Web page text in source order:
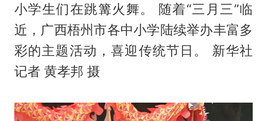
小学生们在跳篝火舞。 随着“三月三”临
近，广西梧州市各中小学陆续举办丰富多
彩的主题活动，喜迎传统节日。 新华社
记者 黄孝邦 摄